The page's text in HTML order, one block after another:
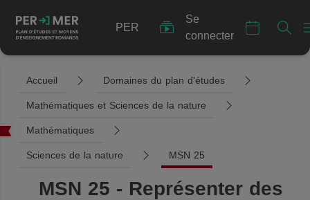
PER
Se
connecter
Accueil Domaines du plan d'études
Mathématiques et Sciences de la nature
Mathématiques
Sciences de la nature MSN 25
MSN 25 - Représenter des